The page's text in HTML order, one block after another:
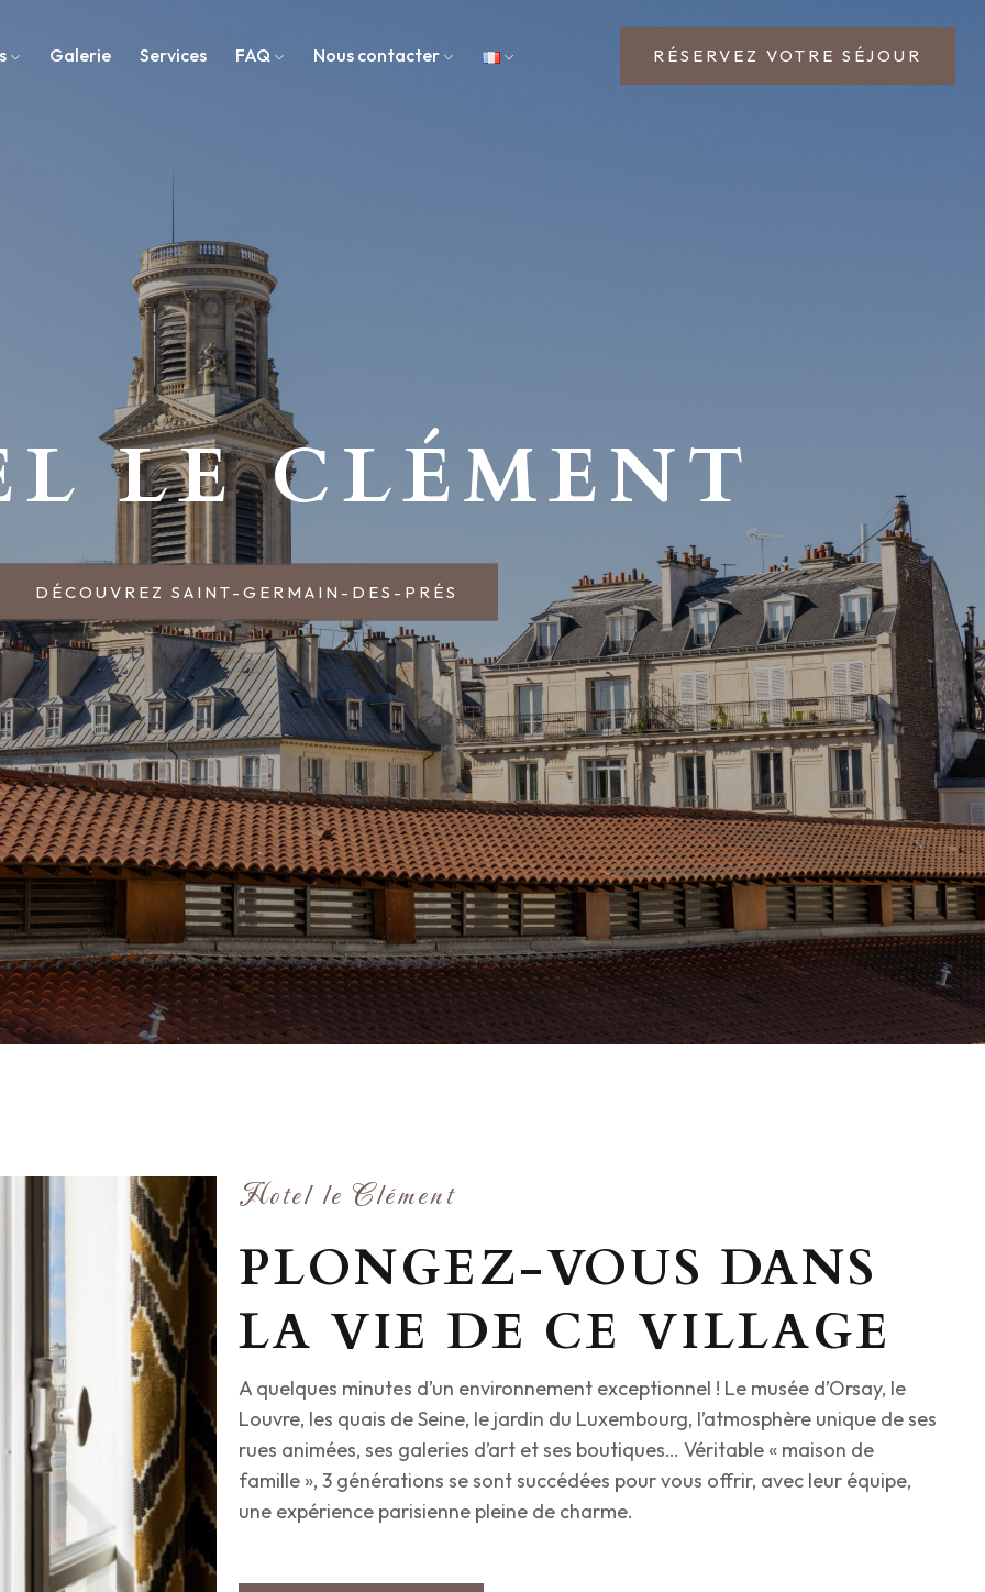
Galerie Services FAQ Nous contacter RÉSERVEZ VOTRE SÉJOUR
LE CLÉMENT
DÉCOUVREZ SAINT-GERMAIN-DES-PRÉS
Hotel le Clément
PLONGEZ-VOUS DANS
LA VIE DE CE VILLAGE
A quelques minutes d’un environnement exceptionnel ! Le musée d’Orsay, le
Louvre, les quais de Seine, le jardin du Luxembourg, l’atmosphère unique de ses
rues animées, ses galeries d’art et ses boutiques… Véritable « maison de
famille », 3 générations se sont succédées pour vous offrir, avec leur équipe,
une expérience parisienne pleine de charme.